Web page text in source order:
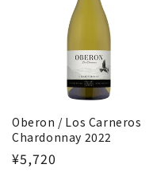
Oberon / Los Carneros
Chardonnay 2022
¥5,720